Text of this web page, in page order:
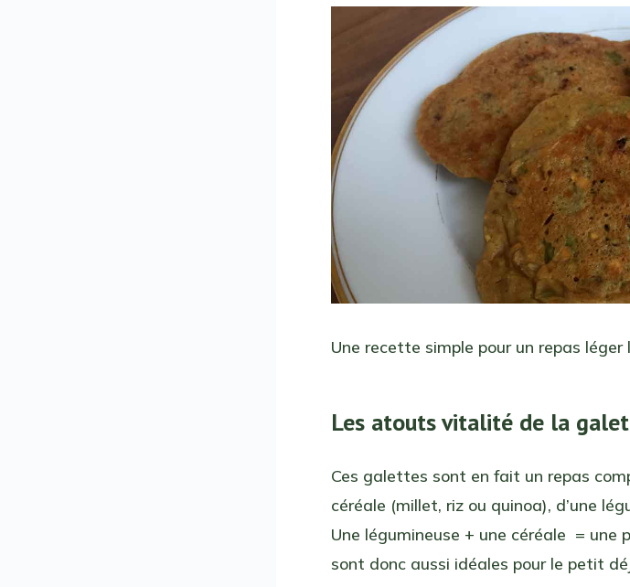
Une recette simple pour un repas
Les atouts vitalité de la
Ces galettes sont en fait un repas
céréale (millet, riz ou quinoa), d’une
Une légumineuse + une céréale = une
sont donc aussi idéales pour le petit